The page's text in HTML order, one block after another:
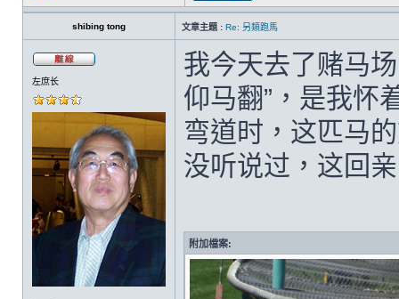
shibing tong 文章主題 : Re: 另類跑馬
左庶长
我今天去了赌马
仰马翻”，是我怀
弯道时，这匹马
没听说过，这回
附加檔案: